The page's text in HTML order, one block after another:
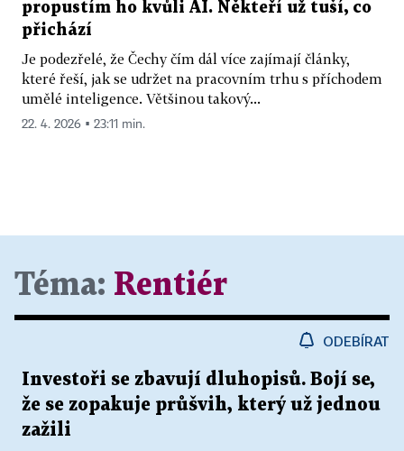
propustím ho kvůli AI. Někteří už tuší, co
přichází
Je podezřelé, že Čechy čím dál více zajímají články,
které řeší, jak se udržet na pracovním trhu s příchodem
umělé inteligence. Většinou takový...
22. 4. 2026 ▪ 23:11 min.
Téma: Rentiér
ODEBÍRAT
Investoři se zbavují dluhopisů. Bojí se,
že se zopakuje průšvih, který už jednou
zažili